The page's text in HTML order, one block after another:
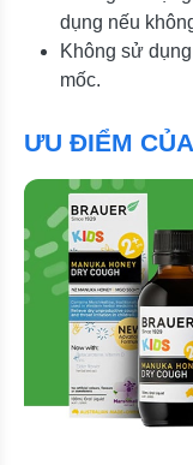
dụng nếu
Không sử
mốc.
ƯU ĐIỂM